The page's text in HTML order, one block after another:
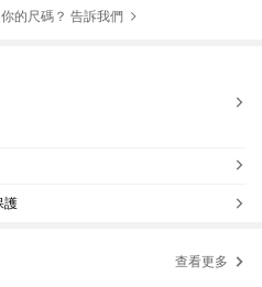
的尺碼？ 告訴我們
護
查看更多